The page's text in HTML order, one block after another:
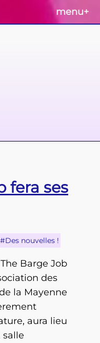
menu+
fera ses
#Des nouvelles !
Barge Job
des
la Mayenne
aura lieu
salle